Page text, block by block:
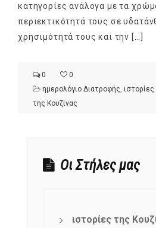
κατηγορίες ανάλογα με τα
περιεκτικότητά τους σε
χρησιμότητά τους και την […]
0
0
ημερολόγιο Διατροφής, ιστορίες
της Κουζίνας
Οι Στήλες μας
ιστορίες της